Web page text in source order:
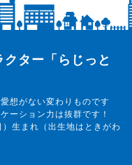
ター「らじっと
想がない変わりものです
ーション力は抜群です！
生まれ（出生地はときがわ